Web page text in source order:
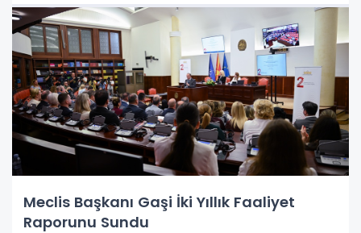
Meclis Başkanı Gaşi İki Yıllık Faaliyet
Raporunu Sundu